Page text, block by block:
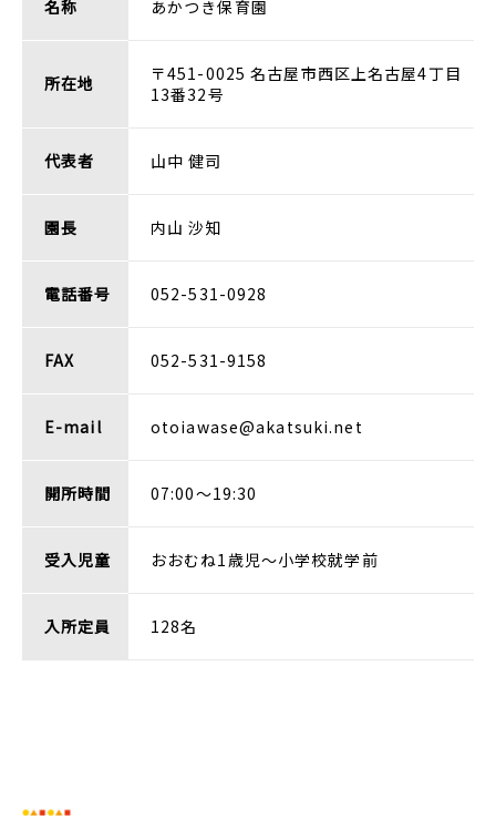
名称 あかつき保育園
所在地
〒451-0025 名古屋市西区上名古屋4丁目
13番32号
代表者 山中 健司
園長 内山 沙知
電話番号 052-531-0928
FAX 052-531-9158
E-mail otoiawase@akatsuki.net
開所時間 07:00～19:30
受入児童 おおむね1歳児～小学校就学前
入所定員 128名